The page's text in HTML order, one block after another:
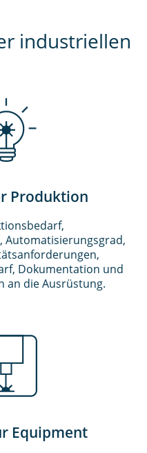
industriellen
Produktion
Automatisierungsgrad,
Dokumentation und
an die Ausrüstung.
Equipment